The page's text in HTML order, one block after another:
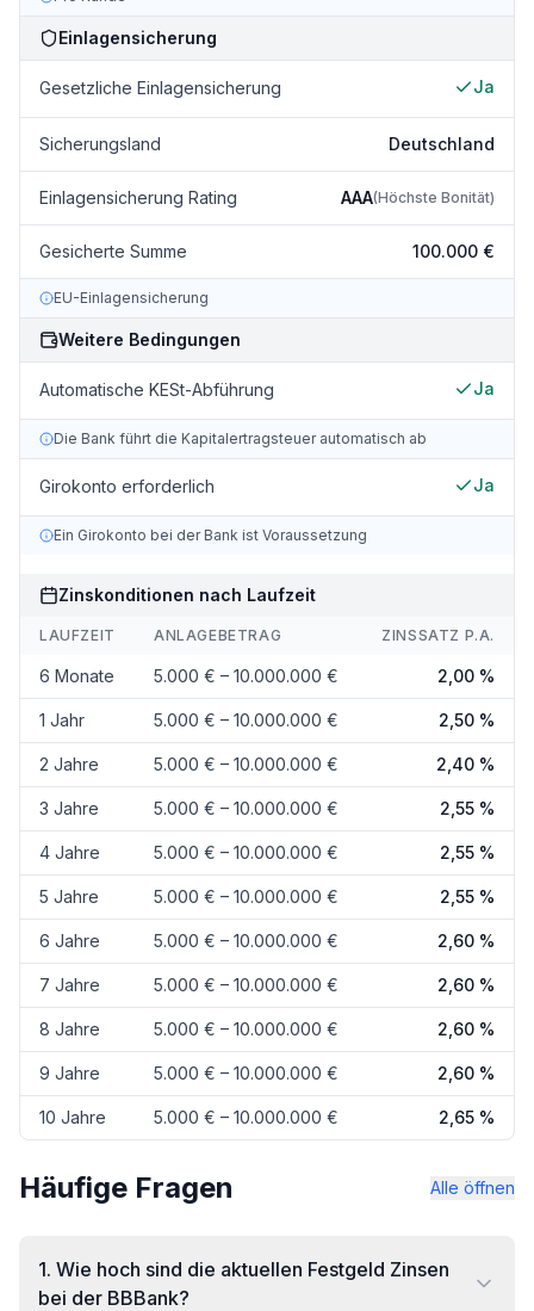
Einlagensicherung
Gesetzliche Einlagensicherung Ja
Sicherungsland Deutschland
Einlagensicherung Rating AAA(Höchste Bonität)
Gesicherte Summe 100.000 €
EU-Einlagensicherung
Weitere Bedingungen
Automatische KESt-Abführung Ja
Die Bank führt die Kapitalertragsteuer automatisch ab
Girokonto erforderlich Ja
Ein Girokonto bei der Bank ist Voraussetzung
Zinskonditionen nach Laufzeit
LAUFZEIT ANLAGEBETRAG ZINSSATZ P.A.
6 Monate 5.000 € – 10.000.000 € 2,00 %
1 Jahr 5.000 € – 10.000.000 € 2,50 %
2 Jahre 5.000 € – 10.000.000 € 2,40 %
3 Jahre 5.000 € – 10.000.000 € 2,55 %
4 Jahre 5.000 € – 10.000.000 € 2,55 %
5 Jahre 5.000 € – 10.000.000 € 2,55 %
6 Jahre 5.000 € – 10.000.000 € 2,60 %
7 Jahre 5.000 € – 10.000.000 € 2,60 %
8 Jahre 5.000 € – 10.000.000 € 2,60 %
9 Jahre 5.000 € – 10.000.000 € 2,60 %
10 Jahre 5.000 € – 10.000.000 € 2,65 %
Häufige Fragen Alle öffnen
1. Wie hoch sind die aktuellen Festgeld Zinsen
bei der BBBank?